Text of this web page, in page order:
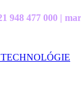
477 000 |